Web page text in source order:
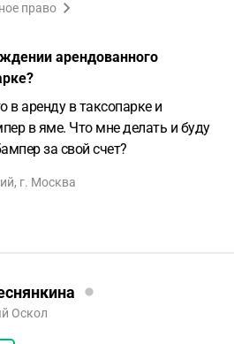
право
арендованного
в аренду в таксопарке и
в яме. Что мне делать и буду
за свой счет?
, г. Москва
Оскол